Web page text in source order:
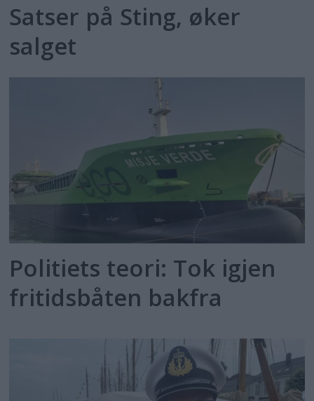
Satser på Sting, øker
salget
Politiets teori: Tok igjen
fritidsbåten bakfra